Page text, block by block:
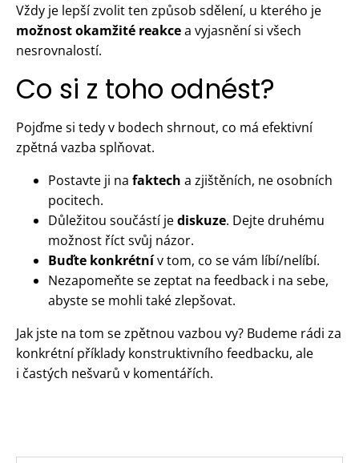
Vždy je lepší zvolit ten způsob sdělení, u kterého je
možnost okamžité reakcea vyjasnění si všech
nesrovnalostí.
Co si z toho odnést?
Pojďme si tedy v bodech shrnout, co má efektivní
zpětná vazba splňovat.
Postavte ji na faktech a zjištěních, ne osobních
pocitech.
Důležitou součástí jediskuze. Dejte druhému
možnost říct svůj názor.
Buďte konkrétnív tom, co se vám líbí/nelíbí.
Nezapomeňte se zeptat na feedback i na sebe,
abyste se mohli také zlepšovat.
Jak jste na tom se zpětnou vazbou vy? Budeme rádi za
konkrétní příklady konstruktivního feedbacku, ale
i častých nešvarů v komentářích.